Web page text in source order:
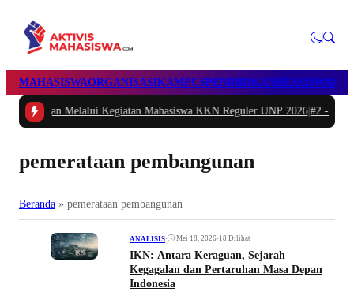
MAHASISWAORGANISASIKAMPUSPENDIDIKANBEASISWA
Kegiatan Mahasiswa KKN Reguler UNP 2026|#2 -Peduli Generasi
pemerataan pembangunan
Beranda » pemerataan pembangunan
ANALISIS• Mei 18, 2026•18 Dilihat
IKN: Antara Keraguan, Sejarah
Kegagalan dan Pertaruhan Masa Depan
Indonesia